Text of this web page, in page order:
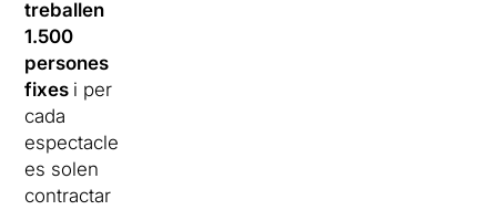
treballen
1.500
persones
fixes i per
cada
espectacle
es solen
contractar